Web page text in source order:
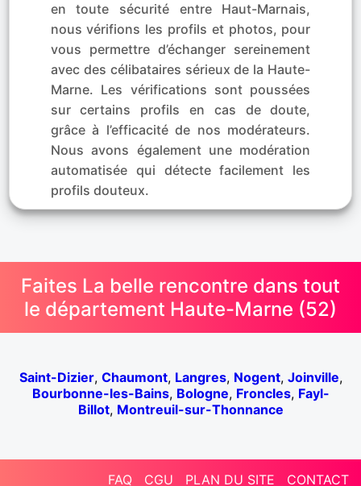
en toute sécurité entre Haut-Marnais,
nous vérifions les profils et photos, pour
vous permettre d’échanger sereinement
avec des célibataires sérieux de la Haute-
Marne. Les vérifications sont poussées
sur certains profils en cas de doute,
grâce à l’efficacité de nos modérateurs.
Nous avons également une modération
automatisée qui détecte facilement les
profils douteux.
Faites La belle rencontre dans tout
le département Haute-Marne (52)
Saint-Dizier, Chaumont, Langres, Nogent, Joinville,
Bourbonne-les-Bains, Bologne, Froncles, Fayl-
Billot, Montreuil-sur-Thonnance
FAQ CGU PLAN DU SITE CONTACT